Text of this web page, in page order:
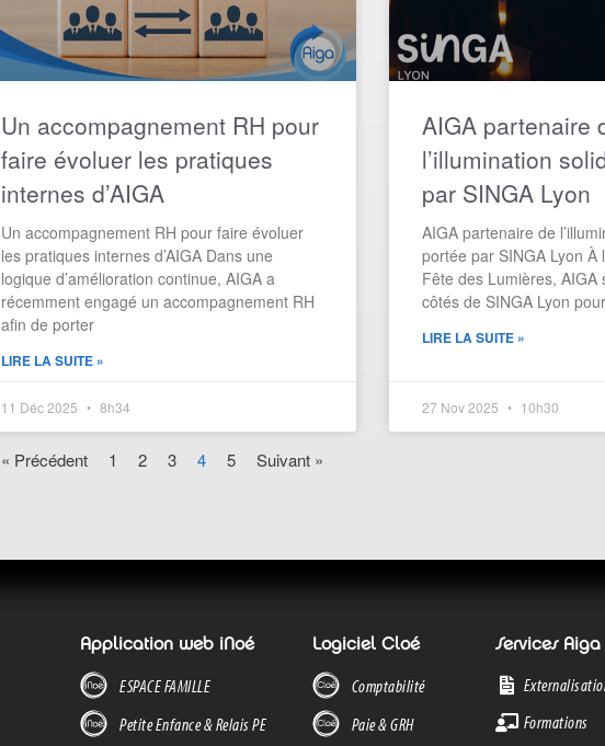
Un accompagnement RH pour
faire évoluer les pratiques
internes d’AIGA​
Un accompagnement RH pour faire évoluer
les pratiques internes d’AIGA Dans une
logique d’amélioration continue, AIGA a
récemment engagé un accompagnement RH
afin de porter
LIRE LA SUITE »
11 Déc 2025 8h34
AIGA partenaire
l’illumination
par SINGA Lyon​
AIGA partenaire de
portée par SINGA Lyon À
Fête des Lumières, AIGA
côtés de SINGA Lyon pour
LIRE LA SUITE »
27 Nov 2025 10h30
« Précédent 1 2 3 4 5 Suivant »
Application web iNoé
ESPACE FAMILLE
Petite Enfance & Relais PE
Logiciel Cloé
Comptabilité
Paie & GRH
Services Aiga
Formations